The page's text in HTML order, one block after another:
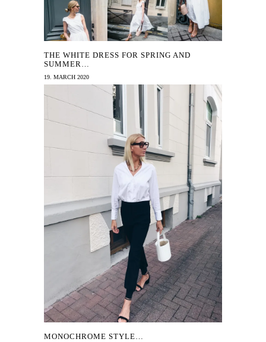
THE WHITE DRESS FOR SPRING AND
SUMMER…
19. MARCH 2020
MONOCHROME STYLE…